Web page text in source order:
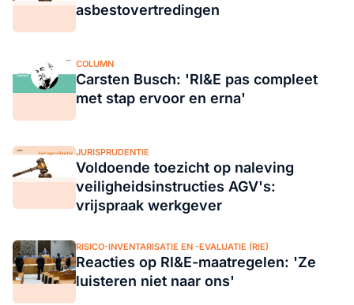
asbestovertredingen
COLUMN
Carsten Busch: 'RI&E pas compleet
met stap ervoor en erna'
JURISPRUDENTIE
Voldoende toezicht op naleving
veiligheidsinstructies AGV's:
vrijspraak werkgever
RISICO-INVENTARISATIE EN -EVALUATIE (RIE)
Reacties op RI&E-maatregelen: 'Ze
luisteren niet naar ons'